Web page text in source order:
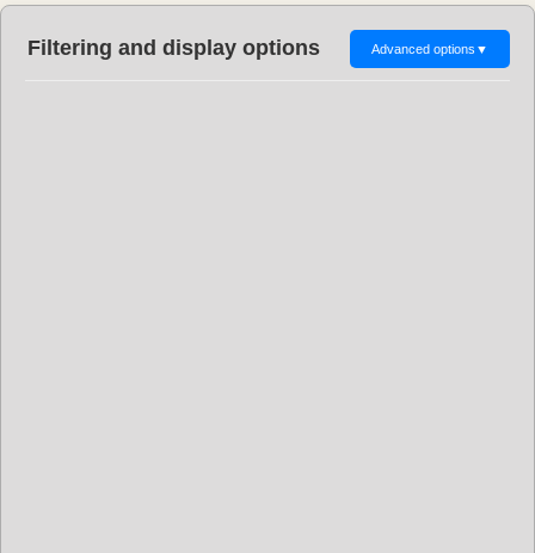
Filtering and display options Advanced options ▼